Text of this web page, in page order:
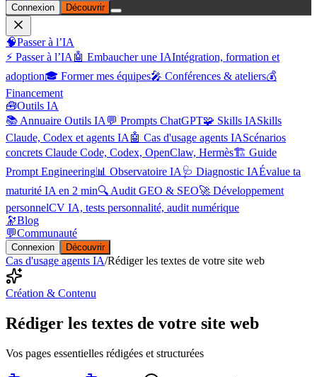
Connexion Découvrir
🧠Passer à l’IA
⚡ Passer à l’IA 🤖 Embaucher une IAIntégration, formation et
adoption🎓 Former mes équipes🎤 Conférences & ateliers💰
Financement
🧰Outils IA
📚 Annuaire Outils IA 💬 Prompts ChatGPT🧩 Skills IASkills
Claude, Codex et agents IA 🤖 Cas d'usage agents IAScénarios
concrets Claude Code, Codex, OpenClaw, Hermès🏗️ Guide
Prompt Engineering📊 Observatoire IA 🩺 Diagnostic IAÉvalue ta
maturité IA en 2 min🔍 Audit GEO & SEO🚀 Développement
personnelCV IA, tests personnalité, audit numérique
🔭Blog
💬Communauté
Connexion Découvrir
Cas d'usage agents IA/Rédiger les textes de votre site web
Création & Contenu
Rédiger les textes de votre site web
Vos pages essentielles rédigées et structurées